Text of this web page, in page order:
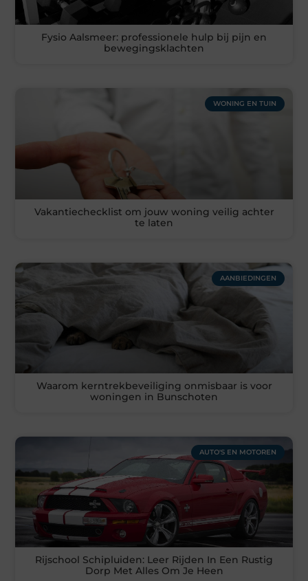
Fysio Aalsmeer: professionele hulp bij pijn en
bewegingsklachten
WONING EN TUIN
Vakantiechecklist om jouw woning veilig achter
te laten
AANBIEDINGEN
Waarom kerntrekbeveiliging onmisbaar is voor
woningen in Bunschoten
AUTO'S EN MOTOREN
Rijschool Schipluiden: Leer Rijden In Een Rustig
Dorp Met Alles Om Je Heen